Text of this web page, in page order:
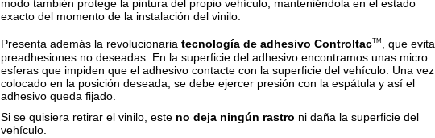
modo también protege la pintura del propio vehículo, manteniéndola en el estado
exacto del momento de la instalación del vinilo.
Presenta además la revolucionaria tecnología de adhesivo ControltacTM
, que evita
preadhesiones no deseadas. En la superficie del adhesivo encontramos unas micro
esferas que impiden que el adhesivo contacte con la superficie del vehículo. Una vez
colocado en la posición deseada, se debe ejercer presión con la espátula y así el
adhesivo queda fijado.
Si se quisiera retirar el vinilo, este no deja ningún rastro ni daña la superficie del
vehículo.